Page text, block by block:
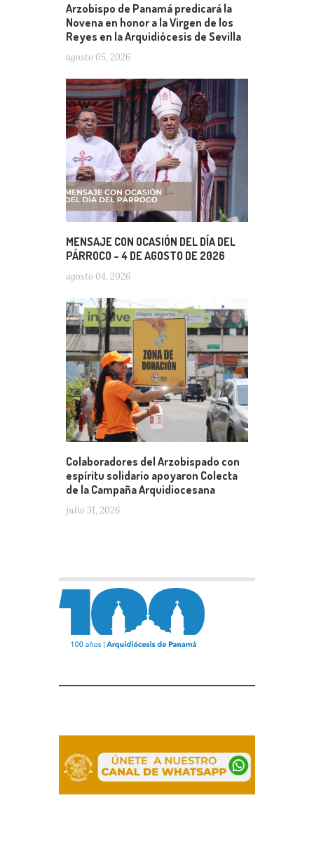
Arzobispo de Panamá predicará la
Novena en honor a la Virgen de los
Reyes en la Arquidiócesis de Sevilla
agosto 05, 2026
MENSAJE CON OCASIÓN DEL DÍA DEL
PÁRROCO – 4 DE AGOSTO DE 2026
agosto 04, 2026
Colaboradores del Arzobispado con
espíritu solidario apoyaron Colecta
de la Campaña Arquidiocesana
julio 31, 2026